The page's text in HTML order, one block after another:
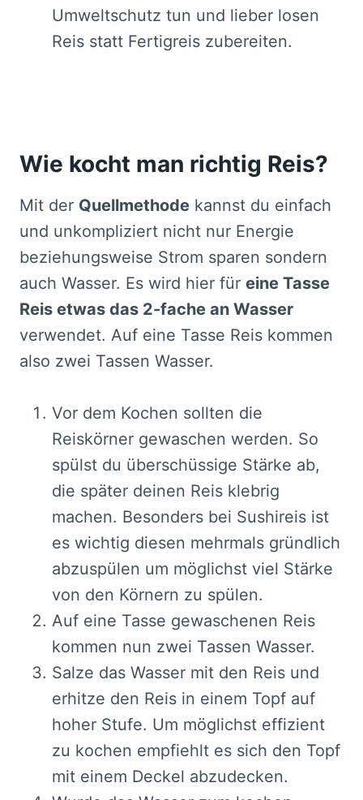
Umweltschutz tun und lieber losen
Reis statt Fertigreis zubereiten.
Wie kocht man richtig Reis?
Mit der Quellmethode kannst du einfach
und unkompliziert nicht nur Energie
beziehungsweise Strom sparen sondern
auch Wasser. Es wird hier für eine Tasse
Reis etwas das 2-fache an Wasser
verwendet. Auf eine Tasse Reis kommen
also zwei Tassen Wasser.
Vor dem Kochen sollten die
Reiskörner gewaschen werden. So
spülst du überschüssige Stärke ab,
die später deinen Reis klebrig
machen. Besonders bei Sushireis ist
es wichtig diesen mehrmals gründlich
abzuspülen um möglichst viel Stärke
von den Körnern zu spülen.
Auf eine Tasse gewaschenen Reis
kommen nun zwei Tassen Wasser.
Salze das Wasser mit den Reis und
erhitze den Reis in einem Topf auf
hoher Stufe. Um möglichst effizient
zu kochen empfiehlt es sich den Topf
mit einem Deckel abzudecken.